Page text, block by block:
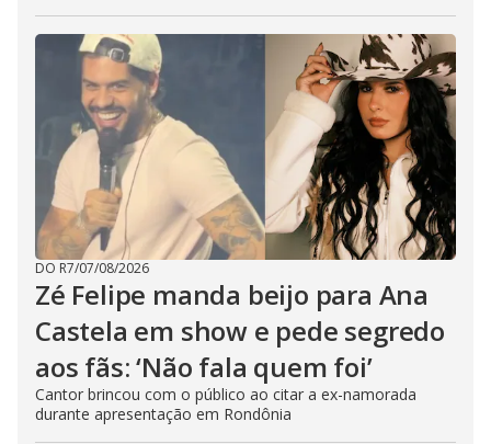
DO R7/07/08/2026
Zé Felipe manda beijo para Ana
Castela em show e pede segredo
aos fãs: ‘Não fala quem foi’
Cantor brincou com o público ao citar a ex-namorada
durante apresentação em Rondônia